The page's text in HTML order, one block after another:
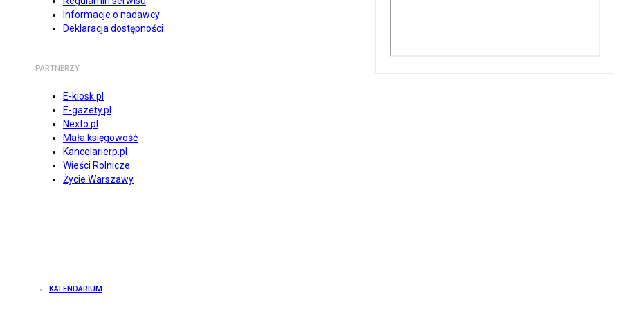
Informacje o nadawcy
Deklaracja dostępności
PARTNERZY
E-kiosk.pl
E-gazety.pl
Nexto.pl
Mała księgowość
Kancelarierp.pl
Wieści Rolnicze
Życie Warszawy
KALENDARIUM